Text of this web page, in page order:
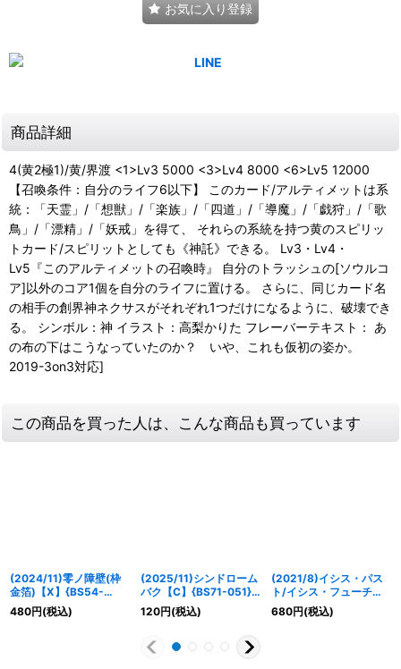
お気に入り登録
商品詳細
4(黄2極1)/黄/界渡 <1>Lv3 5000 <3>Lv4 8000 <6>Lv5 12000
【召喚条件：自分のライフ6以下】 このカード/アルティメットは系
統：「天霊」/「想獣」/「楽族」/「四道」/「導魔」/「戯狩」/「歌
鳥」/「漂精」/「妖戒」を得て、 それらの系統を持つ黄のスピリッ
トカード/スピリットとしても《神託》できる。 Lv3・Lv4・
Lv5『このアルティメットの召喚時』 自分のトラッシュの[ソウルコ
ア]以外のコア1個を自分のライフに置ける。 さらに、同じカード名
の相手の創界神ネクサスがそれぞれ1つだけになるように、破壊でき
る。 シンボル：神 イラスト：高梨かりた フレーバーテキスト： あ
の布の下はこうなっていたのか？ いや、これも仮初の姿か。
2019-3on3対応]
この商品を買った人は、こんな商品も買っています
(2024/11)零ノ障壁(枠
金箔)【X】{BS54-
X09}《多》
480円(税込)
(2025/11)シンドローム
バク【C】{BS71-051}
《黄》
120円(税込)
(2021/8)イシス・パス
ト/イシス・フューチャ
ー【CP】{BS57-
TCP09a/BS57-
680円(税込)